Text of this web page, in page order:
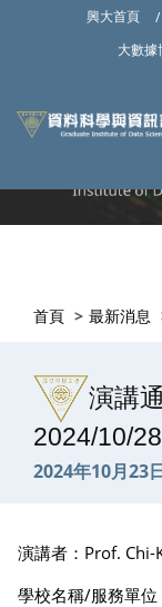
興大首頁 /
大數據
首頁 最新消息
演講
2024/10/
2024年10月23
演講者：Prof. Chi-
學校名稱/服務單